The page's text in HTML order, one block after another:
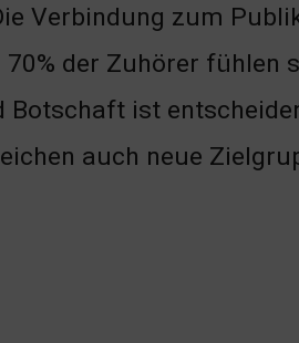
Verbindung zum
der Zuhörer fühlen
Botschaft ist
auch neue